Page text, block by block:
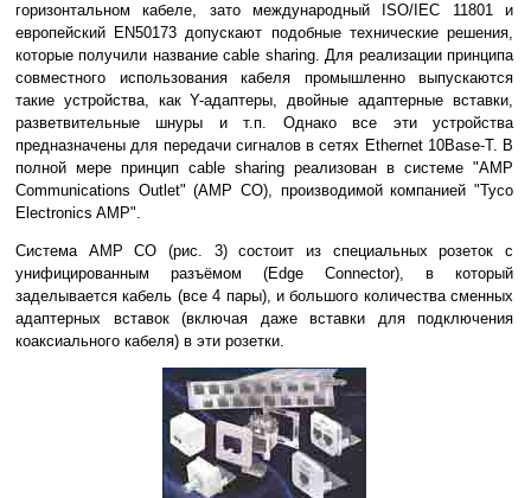
горизонтальном кабеле, зато международный ISO/IEC 11801 и
европейский EN50173 допускают подобные технические решения,
которые получили название cable sharing. Для реализации принципа
совместного использования кабеля промышленно выпускаются
такие устройства, как Y-адаптеры, двойные адаптерные вставки,
разветвительные шнуры и т.п. Однако все эти устройства
предназначены для передачи сигналов в сетях Ethernet 10Base-T. В
полной мере принцип cable sharing реализован в системе "AMP
Communications Outlet" (AMP CO), производимой компанией "Tyco
Electronics AMP".
Система AMP CO (рис. 3) состоит из специальных розеток с
унифицированным разъёмом (Edge Connector), в который
заделывается кабель (все 4 пары), и большого количества сменных
адаптерных вставок (включая даже вставки для подключения
коаксиального кабеля) в эти розетки.